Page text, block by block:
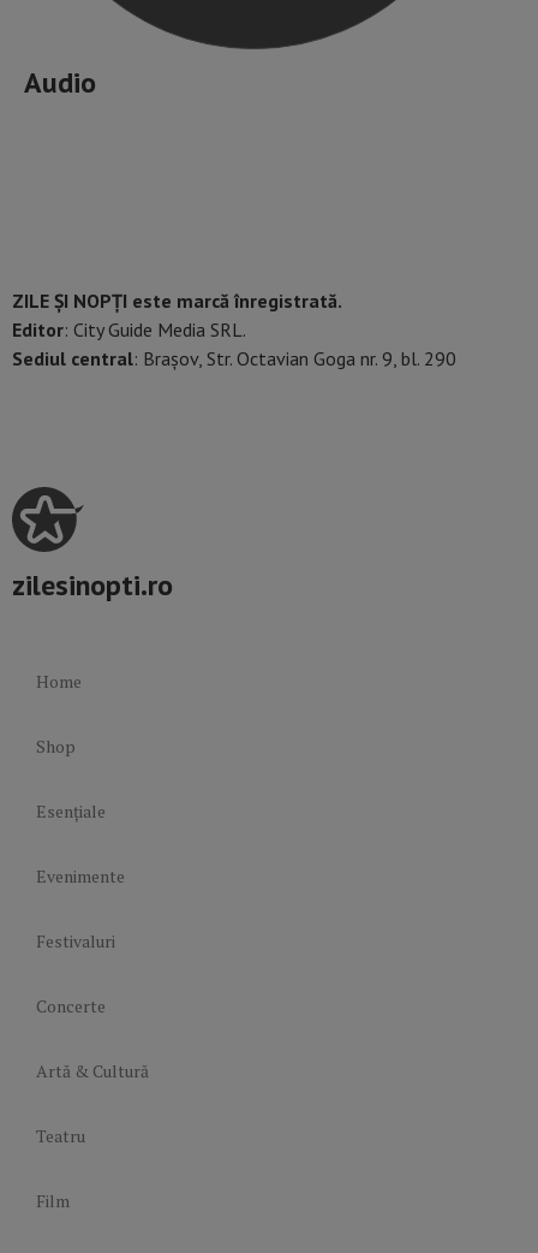
Audio
ZILE ȘI NOPȚI este marcă înregistrată.
Editor: City Guide Media SRL.
Sediul central: Brașov, Str. Octavian Goga nr. 9, bl. 290
zilesinopti.ro
Home
Shop
Esențiale
Evenimente
Festivaluri
Concerte
Artă & Cultură
Teatru
Film